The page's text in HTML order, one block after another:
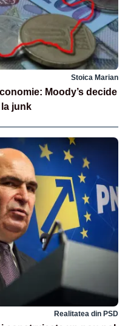
Stoica Marian
Moody’s decide
junk
Realitatea din PSD